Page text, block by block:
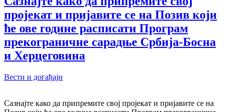
пројекат и пријавите се на Позив који
ће ове године расписати Програм
прекограничне сарадње Србија-Босна
и Херцеговина
Вести и догађаји
Сазнајте како да припремите свој пројекат и пријавите се на